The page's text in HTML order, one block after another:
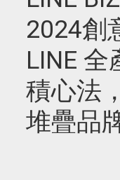
2024創
LINE
積心法
堆疊品